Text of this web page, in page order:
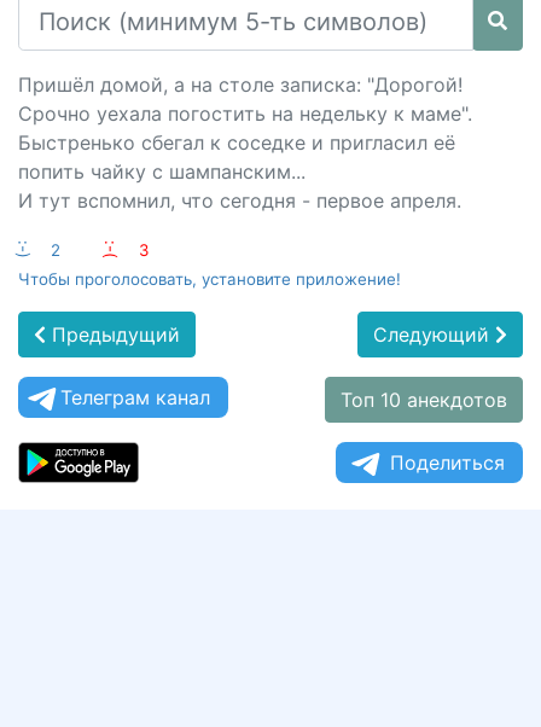
Пришёл домой, а на столе записка: "Дорогой!
Срочно уехала погостить на недельку к маме".
Быстренько сбегал к соседке и пригласил её
попить чайку с шампанским...
И тут вспомнил, что сегодня - первое апреля.
:-) 2 :-(
3
Чтобы проголосовать, установите приложение!
Предыдущий Следующий
Телеграм канал Топ 10 анекдотов
Поделиться